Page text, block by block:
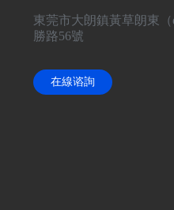
東莞市大朗鎮黃草朗東（
勝路56號
在線谘詢